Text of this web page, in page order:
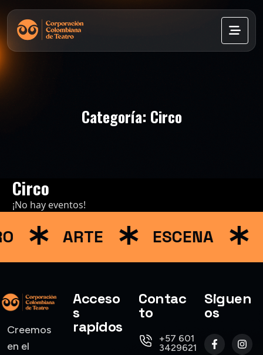
Categoría: Circo
Circo
¡No hay eventos!
ARTE ESCENA
Creemos
en el
Acceso
s
rapidos
Contac
to
+57 601
3429621
Siguen
os